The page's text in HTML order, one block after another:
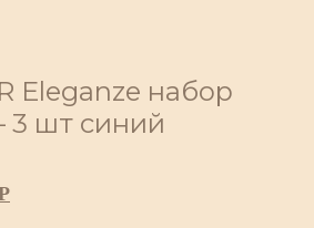
Eleganze набор
3 шт синий